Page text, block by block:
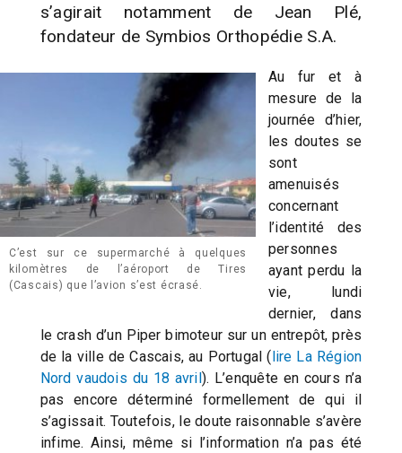
s’agirait notamment de Jean Plé,
fondateur de Symbios Orthopédie S.A.
C’est sur ce supermarché à quelques
kilomètres de l’aéroport de Tires
(Cascais) que l’avion s’est écrasé.
Au fur et à
mesure de la
journée d’hier,
les doutes se
sont
amenuisés
concernant
l’identité des
personnes
ayant perdu la
vie, lundi
dernier, dans
le crash d’un Piper bimoteur sur un entrepôt, près
de la ville de Cascais, au Portugal (lire La Région
Nord vaudois du 18 avril). L’enquête en cours n’a
pas encore déterminé formellement de qui il
s’agissait. Toutefois, le doute raisonnable s’avère
infime. Ainsi, même si l’information n’a pas été